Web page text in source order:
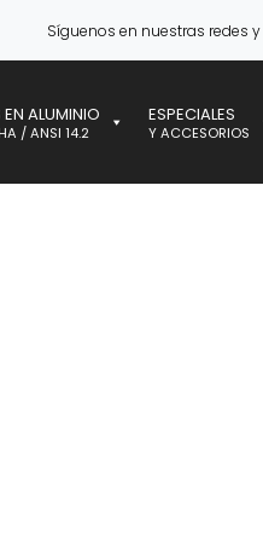
Síguenos en nuestras redes
EN ALUMINIO
/ ANSI 14.2
ESPECIALES
Y ACCESORIOS